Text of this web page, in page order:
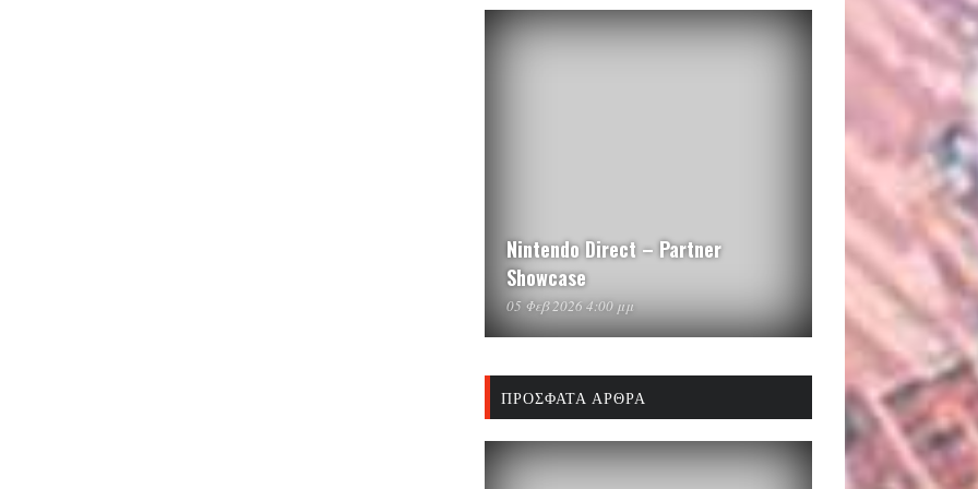
Nintendo Direct – Partner
Showcase
05 Φεβ 2026 4:00 μμ
ΠΡΌΣΦΑΤΑ ΆΡΘΡΑ